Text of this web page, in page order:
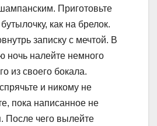
Приготовьте
как на брелок.
записку с мечтой. В
ночь налейте немного
из своего бокала.
и никому не
пока написанное не
После чего вылейте